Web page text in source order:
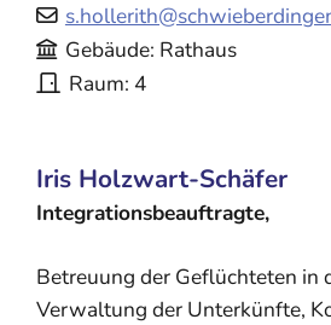
Gebäude Rathaus
Raum 4
Iris Holzwart-Schäfer
Integrationsbeauftragte,
Betreuung der Geflüchteten in
Verwaltung der Unterkünfte,